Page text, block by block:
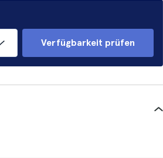
Verfügbarkeit prüfen